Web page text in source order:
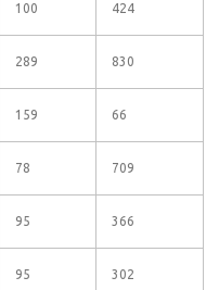
100 424
289 830
159 66
78 709
95 366
95 302